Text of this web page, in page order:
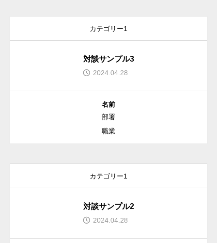
カテゴリー1
対談サンプル3
2024.04.28
名前
部署
職業
カテゴリー1
対談サンプル2
2024.04.28